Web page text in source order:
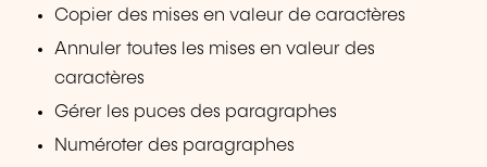
Copier des mises en valeur de caractères
Annuler toutes les mises en valeur des
caractères
Gérer les puces des paragraphes
Numéroter des paragraphes